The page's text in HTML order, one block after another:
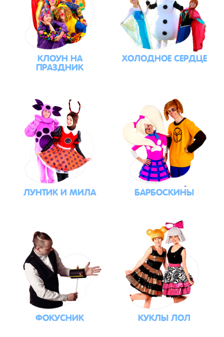
КЛОУН НА
ПРАЗДНИК ХОЛОДНОЕ СЕРДЦЕ
ЛУНТИК И МИЛА БАРБОСКИНЫ
ФОКУСНИК КУКЛЫ ЛОЛ